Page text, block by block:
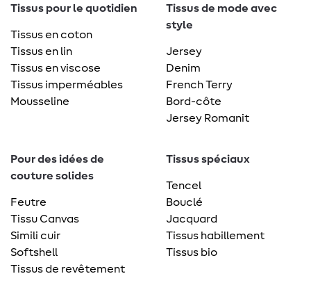
Tissus pour le quotidien
Tissus en coton
Tissus en lin
Tissus en viscose
Tissus imperméables
Mousseline
Tissus de mode avec
style
Jersey
Denim
French Terry
Bord-côte
Jersey Romanit
Pour des idées de
couture solides
Feutre
Tissu Canvas
Simili cuir
Softshell
Tissus de revêtement
Tissus spéciaux
Tencel
Bouclé
Jacquard
Tissus habillement
Tissus bio